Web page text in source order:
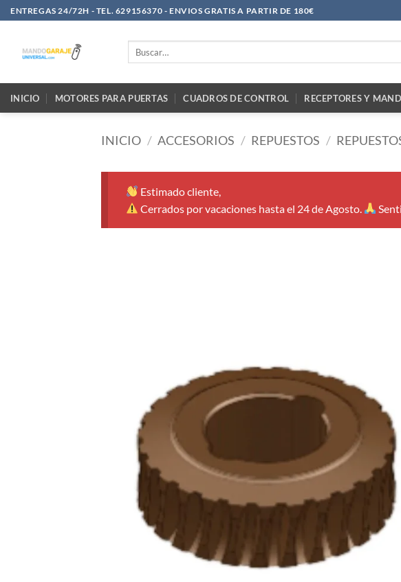
Saltar
al
ENTREGAS 24/72H - TEL. 629156370 - ENVIOS GRATIS A PARTIR DE 180€
INICIO MOTORES PARA PUERTAS CUADROS DE CONTROL RECEPTORES Y
INICIO / ACCESORIOS / REPUESTOS /
Estimado cliente,
Cerrados por vacaciones hasta el 24 de Agosto.